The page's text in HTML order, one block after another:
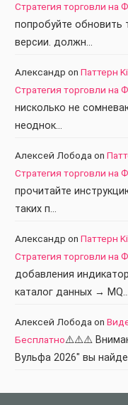
Стратегия торговли на
попробуйте
версии. должн…
Александр on Паттерн
Стратегия торговли на
нисколько не
неоднок…
Алексей Лобода on
Стратегия торговли на
прочитайте
таких п…
Александр on Паттерн
Стратегия торговли на
добавления
каталог данных → MQ…
Алексей Лобода on
Бесплатно⚠️⚠️⚠️
Вульфа 2026" вы